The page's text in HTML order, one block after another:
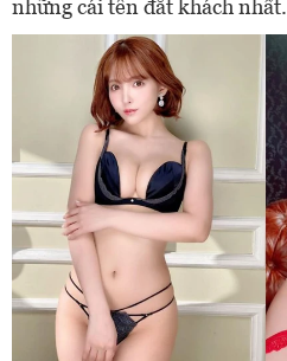
những cái tên đắt khách nhất.